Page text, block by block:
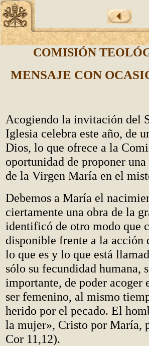
COMISIÓN
MENSAJE CON
Acogiendo la invitación del
Iglesia celebra este año, de
Dios, lo que ofrece a la
oportunidad de proponer
de la Virgen María en el
Debemos a María el
ciertamente una obra de la
identificó de otro modo que
disponible frente a la acción
lo que es y lo que está
sólo su fecundidad humana,
importante, de poder acoger
ser femenino, al mismo
herido por el pecado. El
la mujer», Cristo por María,
Cor 11,12).